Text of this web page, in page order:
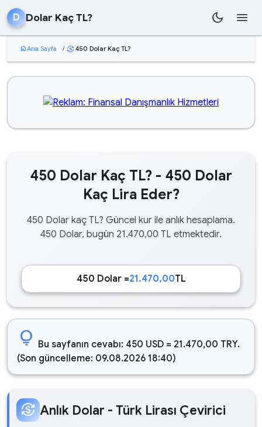
D Dolar Kaç TL? dark_mode menu
homeAna Sayfa / currency_exchange 450 Dolar Kaç TL?
450 Dolar Kaç TL? - 450 Dolar
Kaç Lira Eder?
450 Dolar kaç TL? Güncel kur ile anlık hesaplama.
450 Dolar, bugün 21.470,00 TL etmektedir.
450 Dolar =21.470,00TL
lightbulb Bu sayfanın cevabı: 450 USD = 21.470,00 TRY.
(Son güncelleme: 09.08.2026 18:40)
currency_exchange Anlık Dolar - Türk Lirası Çevirici